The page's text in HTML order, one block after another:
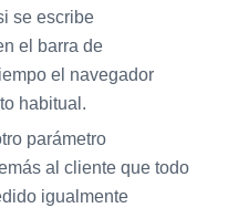
se escribe
el barra de
el navegador
habitual.
parámetro
al cliente que todo
igualmente